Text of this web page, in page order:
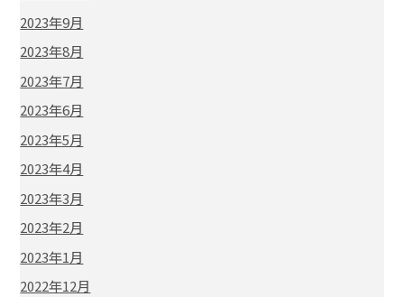
2023年9月
2023年8月
2023年7月
2023年6月
2023年5月
2023年4月
2023年3月
2023年2月
2023年1月
2022年12月